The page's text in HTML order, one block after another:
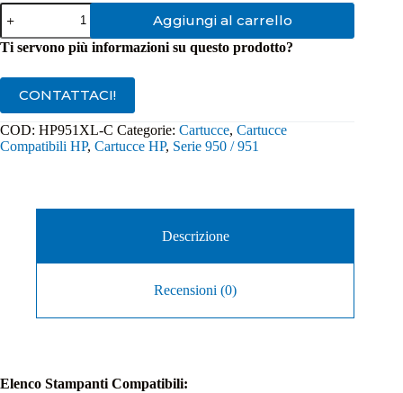
Cartuccia
Compatibile
HP
951XL
Aggiungi al carrello
Ti servono più informazioni su questo prodotto?
CONTATTACI!
COD: HP951XL-C Categorie: Cartucce, Cartucce
Compatibili HP, Cartucce HP, Serie 950 / 951
Descrizione
Recensioni (0)
Elenco Stampanti Compatibili: